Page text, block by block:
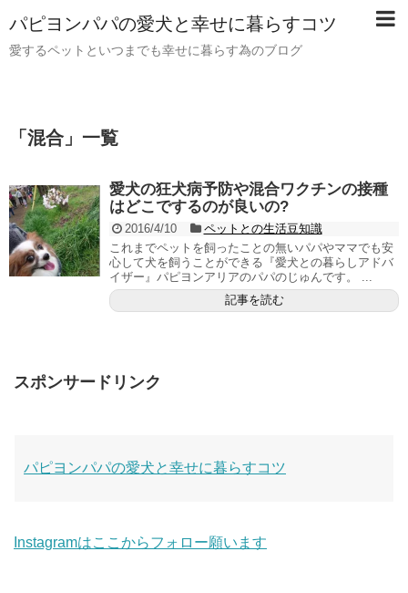
パピヨンパパの愛犬と幸せに暮らすコツ
愛するペットといつまでも幸せに暮らす為のブログ
「 混合 」 一覧
愛犬の狂犬病予防や混合ワクチンの接種
はどこでするのが良いの?
2016/4/10
ペットとの生活豆知識
これまでペットを飼ったことの無いパパやママでも安
心して犬を飼うことができる『愛犬との暮らしアドバ
イザー』パピヨンアリアのパパのじゅんです。 ...
記事を読む
スポンサードリンク
パピヨンパパの愛犬と幸せに暮らすコツ
Instagramはここからフォロー願います